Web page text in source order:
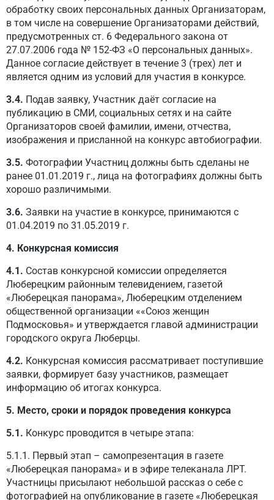
обработку своих персональных данных Организаторам,
в том числе на совершение Организаторами действий,
предусмотренных ст. 6 Федерального закона от
27.07.2006 года № 152-ФЗ «О персональных данных».
Данное согласие действует в течение 3 (трех) лет и
является одним из условий для участия в конкурсе.
3.4. Подав заявку, Участник даёт согласие на
публикацию в СМИ, социальных сетях и на сайте
Организаторов своей фамилии, имени, отчества,
изображения и присланной на конкурс автобиографии.
3.5. Фотографии Участниц должны быть сделаны не
ранее 01.01.2019 г., лица на фотографиях должны быть
хорошо различимыми.
3.6. Заявки на участие в конкурсе, принимаются с
01.04.2019 по 31.05.2019 г.
4. Конкурсная комиссия
4.1. Состав конкурсной комиссии определяется
Люберецким районным телевидением, газетой
«Люберецкая панорама», Люберецким отделением
общественной организации ««Союз женщин
Подмосковья» и утверждается главой администрации
городского округа Люберцы.
4.2. Конкурсная комиссия рассматривает поступившие
заявки, формирует базу участников, размещает
информацию об итогах конкурса.
5. Место, сроки и порядок проведения конкурса
5.1. Конкурс проводится в четыре этапа:
5.1.1. Первый этап – самопрезентация в газете
«Люберецкая панорама» и в эфире телеканала ЛРТ.
Участницы присылают небольшой рассказ о себе с
фотографией на опубликование в газете «Люберецкая